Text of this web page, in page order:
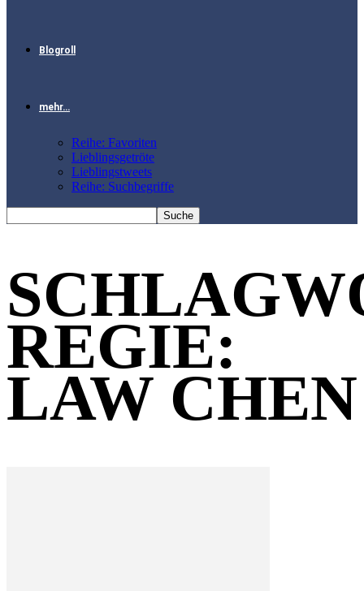
Blogroll
mehr…
Reihe: Favoriten
Lieblingsgetröte
Lieblingstweets
Reihe: Suchbegriffe
REGIE:
LAW CHEN